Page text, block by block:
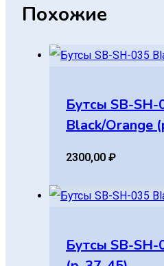
Похожие
Бутсы SB-SH-
Black/Orange
2300,00 ₽
Бутсы SB-SH-